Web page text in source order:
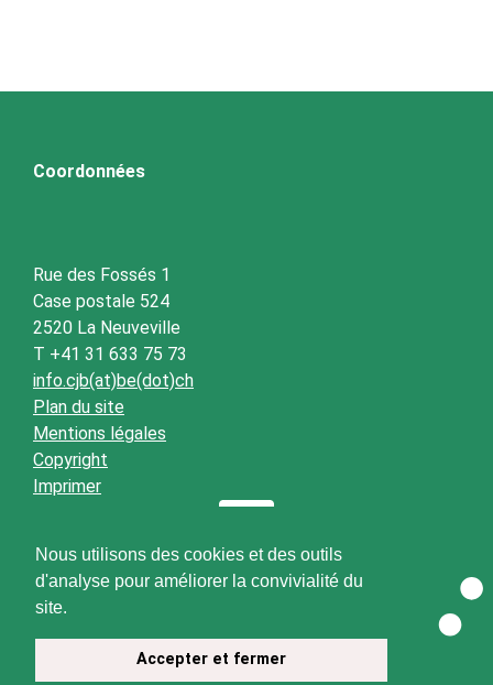
Nous utilisons des cookies et des outils
d'analyse pour améliorer la convivialité du
site.
Accepter et fermer
Coordonnées
Rue des Fossés 1
Case postale 524
2520 La Neuveville
T +41 31 633 75 73
info.cjb(at)be(dot)ch
Plan du site
Mentions légales
Copyright
Imprimer